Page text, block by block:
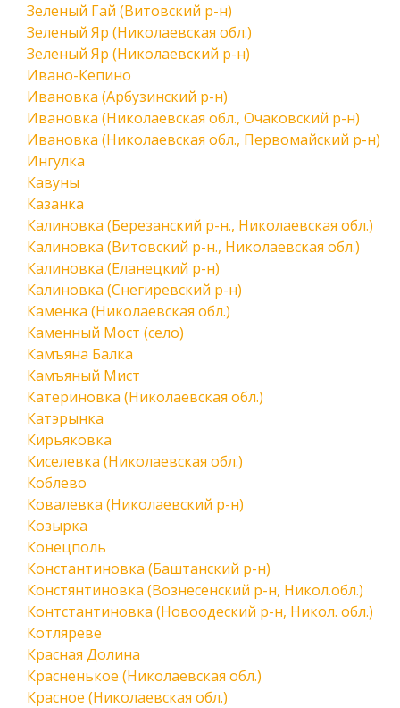
Зеленый Гай (Витовский р-н)
Зеленый Яр (Николаевская обл.)
Зеленый Яр (Николаевский р-н)
Ивано-Кепино
Ивановка (Арбузинский р-н)
Ивановка (Николаевская обл., Очаковский р-н)
Ивановка (Николаевская обл., Первомайский р-н)
Ингулка
Кавуны
Казанка
Калиновка (Березанский р-н., Николаевская обл.)
Калиновка (Витовский р-н., Николаевская обл.)
Калиновка (Еланецкий р-н)
Калиновка (Снегиревский р-н)
Каменка (Николаевская обл.)
Каменный Мост (село)
Камъяна Балка
Камъяный Мист
Катериновка (Николаевская обл.)
Катэрынка
Кирьяковка
Киселевка (Николаевская обл.)
Коблево
Ковалевка (Николаевский р-н)
Козырка
Конецполь
Константиновка (Баштанский р-н)
Констянтиновка (Вознесенский р-н, Никол.обл.)
Контстантиновка (Новоодеский р-н, Никол. обл.)
Котляреве
Красная Долина
Красненькое (Николаевская обл.)
Красное (Николаевская обл.)